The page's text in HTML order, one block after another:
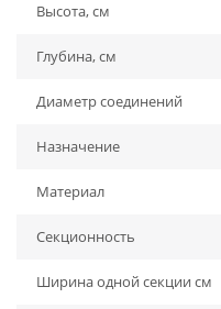
Высота, см
Глубина, см
Диаметр соединений
Назначение
Материал
Секционность
Ширина одной секции см